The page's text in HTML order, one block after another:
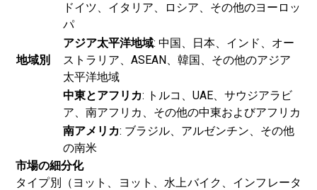
地域別
ドイツ、イタリア、ロシア、その他のヨーロッ
パ
アジア太平洋地域: 中国、日本、インド、オー
ストラリア、ASEAN、韓国、その他のアジア
太平洋地域
中東とアフリカ: トルコ、UAE、サウジアラビ
ア、南アフリカ、その他の中東およびアフリカ
南アメリカ: ブラジル、アルゼンチン、その他
の南米
市場の細分化
タイプ別（ヨット、ヨット、水上バイク、インフレータ